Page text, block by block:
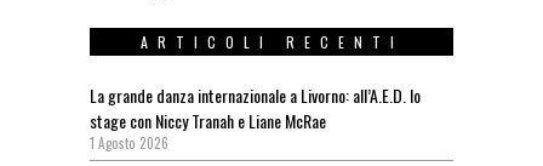
ARTICOLI RECENTI
La grande danza internazionale a Livorno: all’A.E.D. lo
stage con Niccy Tranah e Liane McRae
1 Agosto 2026